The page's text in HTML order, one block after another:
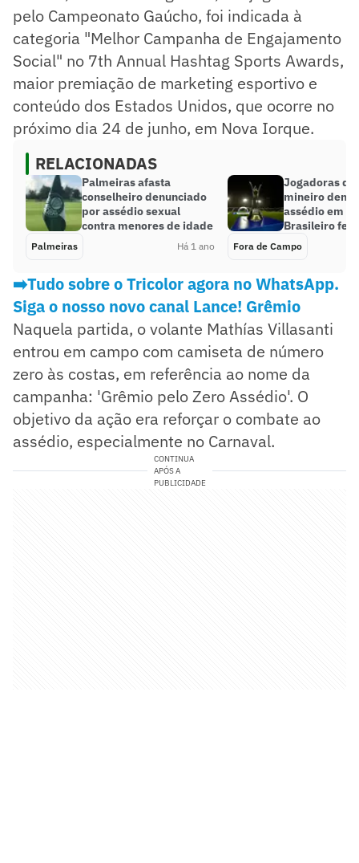
pelo Campeonato Gaúcho, foi indicada à
categoria "Melhor Campanha de Engajamento
Social" no 7th Annual Hashtag Sports Awards,
maior premiação de marketing esportivo e
conteúdo dos Estados Unidos, que ocorre no
próximo dia 24 de junho, em Nova Iorque.
RELACIONADAS
Palmeiras afasta
conselheiro denunciado
por assédio sexual
contra menores de idade
Palmeiras Há 1 ano
Jogadoras de
mineiro
assédio em
Brasileiro
Fora de Campo
➡️Tudo sobre o Tricolor agora no WhatsApp.
Siga o nosso novo canal Lance! Grêmio
Naquela partida, o volante Mathías Villasanti
entrou em campo com camiseta de número
zero às costas, em referência ao nome da
campanha: 'Grêmio pelo Zero Assédio'. O
objetivo da ação era reforçar o combate ao
assédio, especialmente no Carnaval.
CONTINUA
APÓS A
PUBLICIDADE